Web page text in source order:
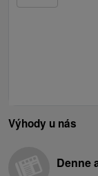
Výhody u nás
Denne